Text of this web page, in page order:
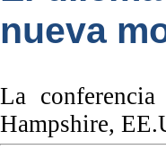
nueva
La
Hampshire,